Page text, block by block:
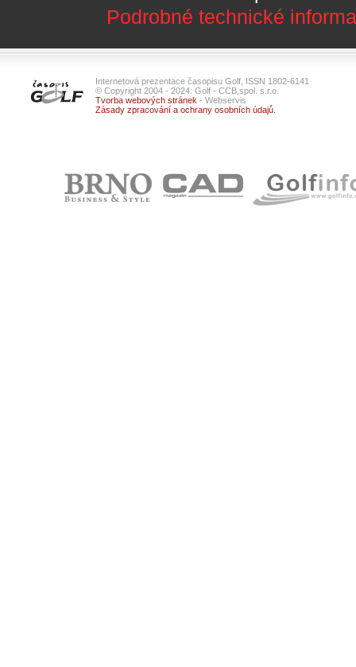
Podrobné technické
Internetová prezentace časopisu Golf, ISSN 1802-6141
© Copyright 2004 - 2024: Golf - CCB,spol. s.r.o.
Tvorba webových stránek - Webservis
Zásady zpracování a ochrany osobních údajů.